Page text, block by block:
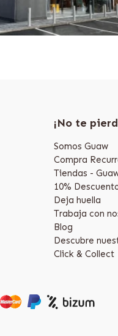
¡No te
Somos Guaw
Compra
Tiendas -
10%
Deja huella
Trabaja con
Blog
Descubre
Click & Collect